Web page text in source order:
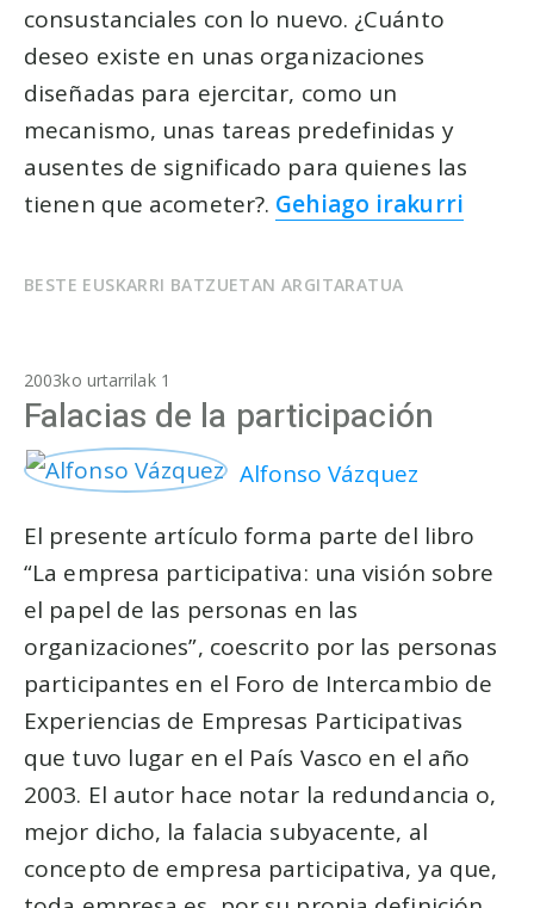
consustanciales con lo nuevo. ¿Cuánto
deseo existe en unas organizaciones
diseñadas para ejercitar, como un
mecanismo, unas tareas predefinidas y
ausentes de significado para quienes las
tienen que acometer?. Gehiago irakurri
BESTE EUSKARRI BATZUETAN ARGITARATUA
2003ko urtarrilak 1
Falacias de la participación
Alfonso Vázquez
El presente artículo forma parte del libro
“La empresa participativa: una visión sobre
el papel de las personas en las
organizaciones”, coescrito por las personas
participantes en el Foro de Intercambio de
Experiencias de Empresas Participativas
que tuvo lugar en el País Vasco en el año
2003. El autor hace notar la redundancia o,
mejor dicho, la falacia subyacente, al
concepto de empresa participativa, ya que,